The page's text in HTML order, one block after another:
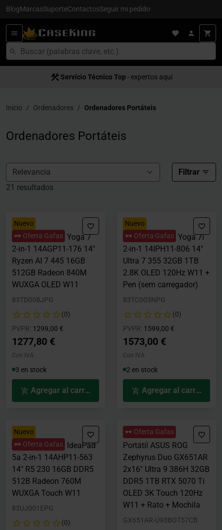
BlogMarcasSuporteContactosSeguir mi pedido
Servício Técnico Top - expertos aquí
Inicio Ordenadores Ordenadores Portáteis
Ordenadores Portáteis
Filtrar
21 resultados
Nuevo
🕶️ Oferta Gafas
Portátil Lenovo Yoga 7
2-in-1 14AGP11-176 14"
Ryzen AI 7 445 16GB
512GB Radeon 840M
WUXGA OLED W11
83TD008JPG
(0)
PVPR: Precio rebajado desde
1299,00 €
1277,80 €
Con IVA
3 en stock
Agregar al carrito
Nuevo
🕶️ Oferta Gafas
Portátil Lenovo Yoga 7i
2-in-1 14IPH11-806 14"
Ultra 7 355 32GB 1TB
2.8K OLED 120Hz W11 +
Pen (sem carregador)
83TC003NPG
(0)
PVPR: Precio rebajado desde
1599,00 €
1573,00 €
Con IVA
2 en stock
Agregar al carrito
Nuevo
🕶️ Oferta Gafas
Portátil Lenovo IdeaPad
5a 2-in-1 14AHP11-563
14" R5 230 16GB DDR5
512B Radeon 760M
WUXGA Touch W11
83UJ001EPG
(0)
🕶️ Oferta Gafas
Portátil ASUS ROG
Zephyrus Duo GX651AR
2x16" Ultra 9 386H 32GB
DDR5 1TB RTX 5070 Ti
OLED 3K Touch 120Hz
W11 + Rato + Mochila
GX651AR-U93BOT57CB